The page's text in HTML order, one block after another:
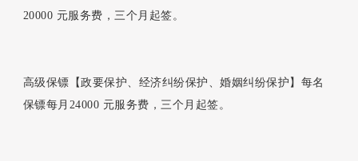
20000 元服务费，三个月起签。
高级保镖【政要保护、经济纠纷保护、婚姻纠纷保护】每名
保镖每月 24000 元服务费，三个月起签。